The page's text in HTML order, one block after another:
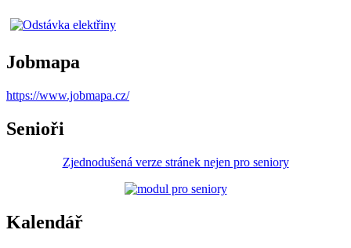
Jobmapa
https://www.jobmapa.cz/
Senioři
Zjednodušená verze stránek nejen pro seniory
Kalendář